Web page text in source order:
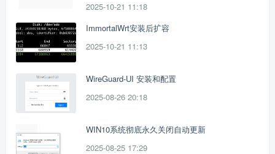
2025-10-21 11:18
ImmortalWrt安装后扩容
2025-10-21 11:13
WireGuard-UI 安装和配置
2025-08-26 20:18
WIN10系统彻底永久关闭自动更新
2025-08-25 17:29